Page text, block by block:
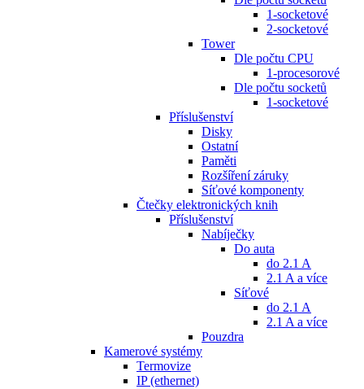
1-socketové
2-socketové
Tower
Dle počtu CPU
1-procesorové
Dle počtu socketů
1-socketové
Příslušenství
Disky
Ostatní
Paměti
Rozšíření záruky
Síťové komponenty
Čtečky elektronických knih
Příslušenství
Nabíječky
Do auta
do 2.1 A
2.1 A a více
Síťové
do 2.1 A
2.1 A a více
Pouzdra
Kamerové systémy
Termovize
IP (ethernet)